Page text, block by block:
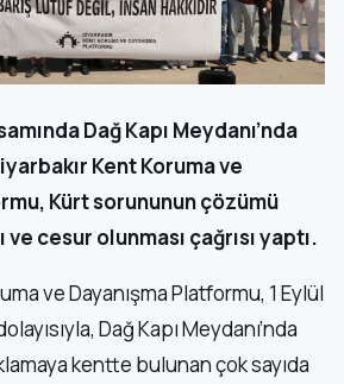
Dağ Kapı Meydanı’nda
Kent Koruma ve
Kürt sorununun çözümü
ve cesur olunması çağrısı yaptı.
ve Dayanışma Platformu, 1 Eylül
Dağ Kapı Meydanı’nda
kentte bulunan çok sayıda